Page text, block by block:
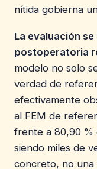
nítida gobierna
La evaluación
postoperatoria
modelo no solo
verdad de
efectivamente
al FEM de
frente a 80,90 %
siendo miles de
concreto, no